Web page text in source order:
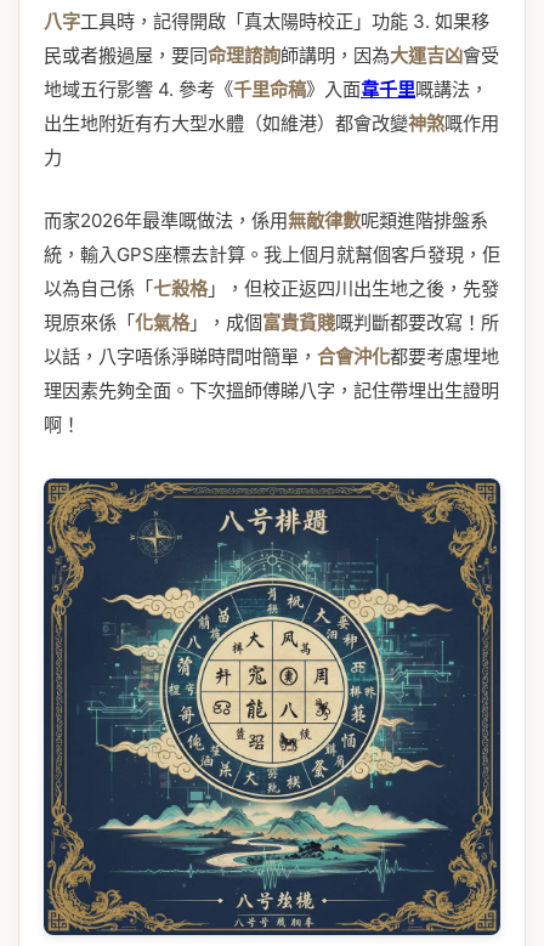
八字工具時，記得開啟「真太陽時校正」功能 3. 如果移
民或者搬過屋，要同命理諮詢師講明，因為大運吉凶會受
地域五行影響 4. 參考《千里命稿》入面韋千里嘅講法，
出生地附近有冇大型水體（如維港）都會改變神煞嘅作用
力
而家2026年最準嘅做法，係用無敵律數呢類進階排盤系
統，輸入GPS座標去計算。我上個月就幫個客戶發現，佢
以為自己係「七殺格」，但校正返四川出生地之後，先發
現原來係「化氣格」，成個富貴貧賤嘅判斷都要改寫！所
以話，八字唔係淨睇時間咁簡單， 合會沖化都要考慮埋地
理因素先夠全面。下次搵師傅睇八字，記住帶埋出生證明
啊！